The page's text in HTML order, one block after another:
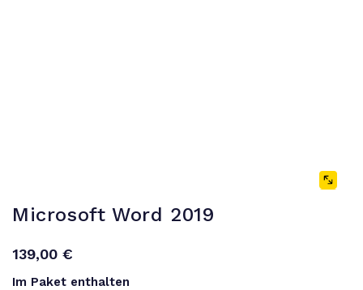
Microsoft Word 2019
139,00 €
Im Paket enthalten